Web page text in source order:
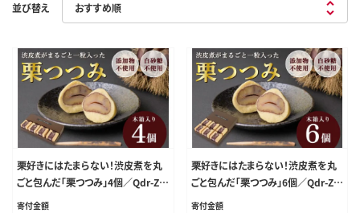
並び替え
栗好きにはたまらない！渋皮煮を丸
ごと包んだ「栗つつみ」4個／Qdr-Z1
98
寄付金額
栗好きにはたまらない！渋皮煮を丸
ごと包んだ「栗つつみ」6個／Qdr-Z1
99
寄付金額